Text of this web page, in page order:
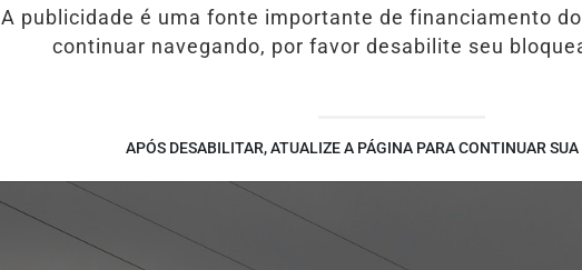
A publicidade é uma fonte importante de financiamento
continuar navegando, por favor desabilite seu
APÓS DESABILITAR, ATUALIZE A PÁGINA PARA CONTINUAR